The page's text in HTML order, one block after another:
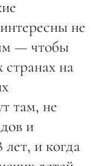
не
— чтобы
странах на
там, не
и
и когда